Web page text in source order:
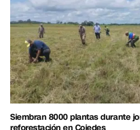
Siembran 8000 plantas durante